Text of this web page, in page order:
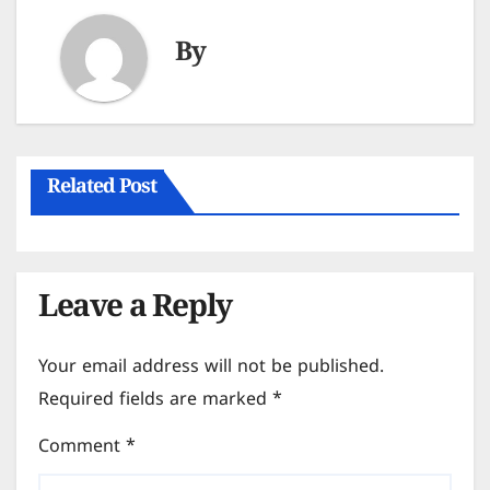
By
Related Post
Leave a Reply
Your email address will not be published.
Required fields are marked *
Comment *